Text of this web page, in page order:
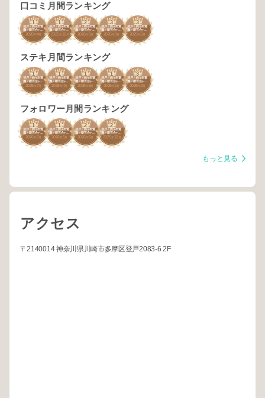
口コミ月間ランキング
1
登戸・向ヶ丘遊
園・新百合ヶ
丘・鶴川
2026年 4月
1
登戸・向ヶ丘遊
園・新百合ヶ
丘・鶴川
2025年 10月
2
登戸・向ヶ丘遊
園・新百合ヶ
丘・鶴川
2026年 5月
3
登戸・向ヶ丘遊
園・新百合ヶ
丘・鶴川
2025年 9月
3
登戸・向ヶ丘遊
園・新百合ヶ
丘・鶴川
2025年 5月
ステキ月間ランキング
1
登戸・向ヶ丘遊
園・新百合ヶ
丘・鶴川
2025年 7月
1
登戸・向ヶ丘遊
園・新百合ヶ
丘・鶴川
2026年 4月
1
登戸・向ヶ丘遊
園・新百合ヶ
丘・鶴川
2025年 5月
1
登戸・向ヶ丘遊
園・新百合ヶ
丘・鶴川
2026年 1月
3
登戸・向ヶ丘遊
園・新百合ヶ
丘・鶴川
2026年 2月
フォロワー月間ランキング
1
登戸・向ヶ丘遊
園・新百合ヶ
丘・鶴川
2026年 7月
1
登戸・向ヶ丘遊
園・新百合ヶ
丘・鶴川
2026年 5月
2
登戸・向ヶ丘遊
園・新百合ヶ
丘・鶴川
2026年 6月
2
登戸・向ヶ丘遊
園・新百合ヶ
丘・鶴川
2025年 12月
もっと見る
アクセス
〒2140014 神奈川県川崎市多摩区登戸2083-6 2F